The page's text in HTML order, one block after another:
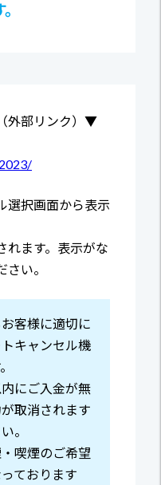
外部リンク）▼
選択画面から表示
れます。表示がな
い。
客様に適切に
キャンセル機
にご入金が無
取消されます
。
喫煙のご希望
ております